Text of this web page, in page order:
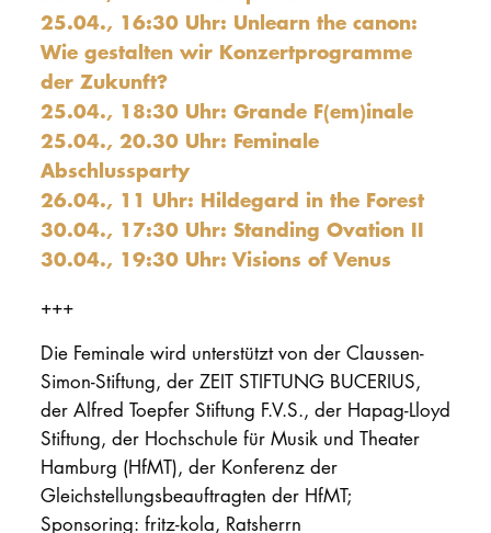
25.04., 16:30 Uhr: Unlearn the canon:
Wie gestalten wir Konzertprogramme
der Zukunft?
25.04., 18:30 Uhr: Grande F(em)inale
25.04., 20.30 Uhr: Feminale
Abschlussparty
26.04., 11 Uhr: Hildegard in the Forest
30.04., 17:30 Uhr: Standing Ovation II
30.04., 19:30 Uhr: Visions of Venus
+++
Die Feminale wird unterstützt von der Claussen-
Simon-Stiftung, der ZEIT STIFTUNG BUCERIUS,
der Alfred Toepfer Stiftung F.V.S., der Hapag-Lloyd
Stiftung, der Hochschule für Musik und Theater
Hamburg (HfMT), der Konferenz der
Gleichstellungsbeauftragten der HfMT;
Sponsoring: fritz-kola, Ratsherrn